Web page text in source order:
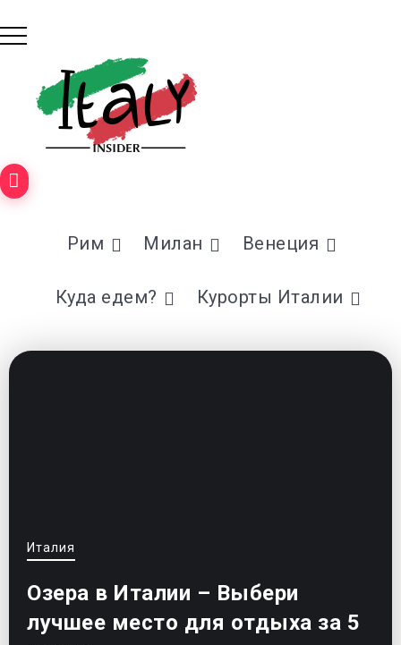
Рим Милан Венеция
Куда едем? Курорты Италии
Италия
Озера в Италии – Выбери
лучшее место для отдыха за 5